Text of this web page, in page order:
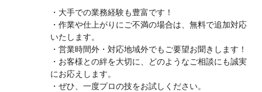
・大手での業務経験も豊富です！
・作業や仕上がりにご不満の場合は、無料で追加対応
いたします。
・営業時間外・対応地域外でもご要望お聞きします！
・お客様との絆を大切に、どのようなご相談にも誠実
にお応えします。
・ぜひ、一度プロの技をお試しください。